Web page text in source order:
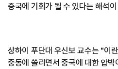
중국에 기회가 될 수 있다는 해석
상하이 푸단대 우신보 교수는 "이
중동에 쏠리면서 중국에 대한 압